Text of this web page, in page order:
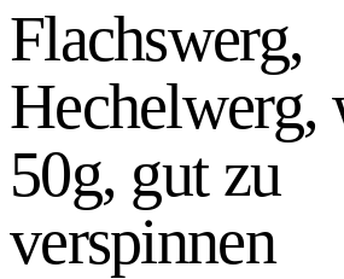
Flachswerg,
Hechelwerg,
50g, gut zu
verspinnen